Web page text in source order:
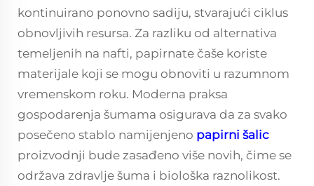
kontinuirano ponovno sadiju, stvarajući ciklus
obnovljivih resursa. Za razliku od alternativa
temeljenih na nafti, papirnate čaše koriste
materijale koji se mogu obnoviti u razumnom
vremenskom roku. Moderna praksa
gospodarenja šumama osigurava da za svako
posečeno stablo namijenjeno papirni šalic
proizvodnji bude zasađeno više novih, čime se
održava zdravlje šuma i biološka raznolikost.